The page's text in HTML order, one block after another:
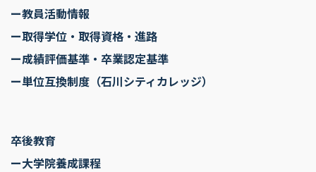
ー教員活動情報
ー取得学位・取得資格・進路
ー成績評価基準・卒業認定基準
ー単位互換制度（石川シティカレッジ）
卒後教育
ー大学院養成課程